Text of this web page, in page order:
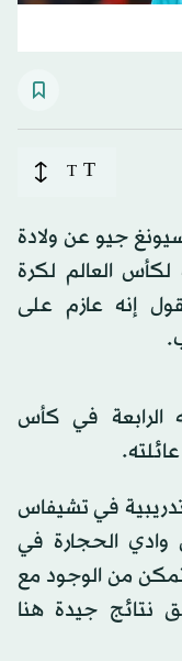
T
T
جيو عن ولادة
لكأس العالم لكرة
(35 عاماً) يقول إنه عازم على
الرابعة في كأس
في تشيفاس
وادي الحجارة في
من الوجود مع
نتائج جيدة هنا